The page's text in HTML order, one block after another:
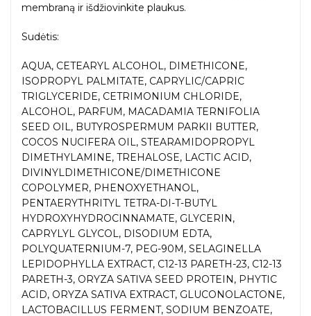
membraną ir išdžiovinkite plaukus.
Sudėtis:
AQUA, CETEARYL ALCOHOL, DIMETHICONE,
ISOPROPYL PALMITATE, CAPRYLIC/CAPRIC
TRIGLYCERIDE, CETRIMONIUM CHLORIDE,
ALCOHOL, PARFUM, MACADAMIA TERNIFOLIA
SEED OIL, BUTYROSPERMUM PARKII BUTTER,
COCOS NUCIFERA OIL, STEARAMIDOPROPYL
DIMETHYLAMINE, TREHALOSE, LACTIC ACID,
DIVINYLDIMETHICONE/DIMETHICONE
COPOLYMER, PHENOXYETHANOL,
PENTAERYTHRITYL TETRA-DI-T-BUTYL
HYDROXYHYDROCINNAMATE, GLYCERIN,
CAPRYLYL GLYCOL, DISODIUM EDTA,
POLYQUATERNIUM-7, PEG-90M, SELAGINELLA
LEPIDOPHYLLA EXTRACT, C12-13 PARETH-23, C12-13
PARETH-3, ORYZA SATIVA SEED PROTEIN, PHYTIC
ACID, ORYZA SATIVA EXTRACT, GLUCONOLACTONE,
LACTOBACILLUS FERMENT, SODIUM BENZOATE,